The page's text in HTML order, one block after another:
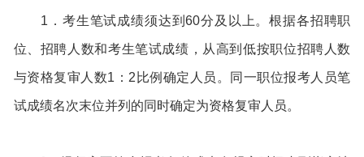
1．考生笔试成绩须达到60分及以上。根据各招聘职
位、招聘人数和考生笔试成绩，从高到低按职位招聘人数
与资格复审人数1：2比例确定人员。同一职位报考人员笔
试成绩名次末位并列的同时确定为资格复审人员。